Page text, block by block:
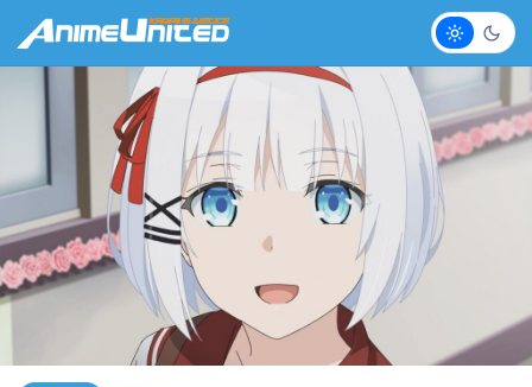
Claro